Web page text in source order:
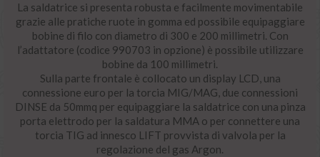
La saldatrice si presenta robusta e facilmente movimentabile
grazie alle pratiche ruote in gomma ed possibile equipaggiare
bobine di filo con diametro di 300 e 200 millimetri. Con
l’adattatore (codice 990703 in opzione) è possibile utilizzare
bobine da 100 millimetri.
Sulla parte frontale è collocato un display LCD, una
connessione euro per la torcia MIG/MAG, due connessioni
DINSE da 50mmq per equipaggiare la saldatrice con una pinza
porta elettrodo per la saldatura MMA o per connettere una
torcia TIG ad innesco LIFT provvista di valvola per la
regolazione del gas Argon.